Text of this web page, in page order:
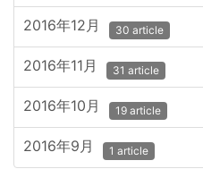
2016年12月 30 article
2016年11月 31 article
2016年10月 19 article
2016年9月 1 article